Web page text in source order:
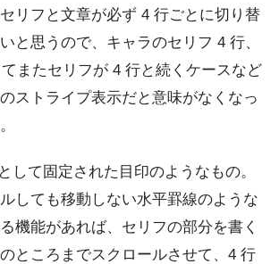
リフと文章が必ず 4 行ごとに切り替
と思うので、キャラのセリフ 4 行、
またセリフが 4 行と続くケースなど
ストライプ表示だと意味がなくなっ
して固定された目印のようなもの。
しても移動しない水平罫線のような
機能があれば、セリフの部分を書く
ところまでスクロールさせて、4 行